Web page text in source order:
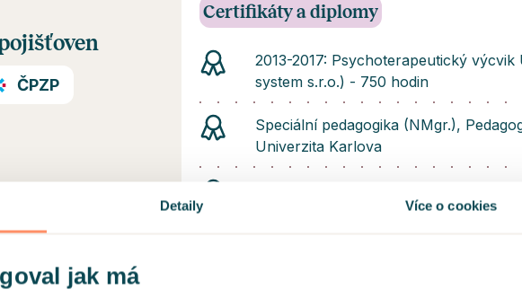
Detaily Více o cookies
jak má
ČPZP
Certifikáty a diplomy
2013-2017: Psychoterapeutický výcvik
system s.r.o.) - 750 hodin
Speciální pedagogika (NMgr.),
Univerzita Karlova
Psychologie a speciální pedagogika
fakulta, Univerzita Karlova
Sociální pedagogika se zaměřením na